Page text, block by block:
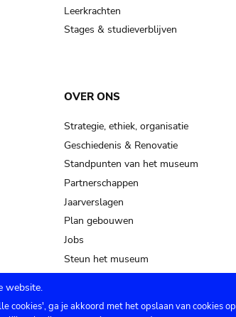
Leerkrachten
Stages & studieverblijven
OVER ONS
Strategie, ethiek, organisatie
Geschiedenis & Renovatie
Standpunten van het museum
Partnerschappen
Jaarverslagen
Plan gebouwen
Jobs
Steun het museum
website.
cookies', ga je akkoord met het opslaan van cookies op